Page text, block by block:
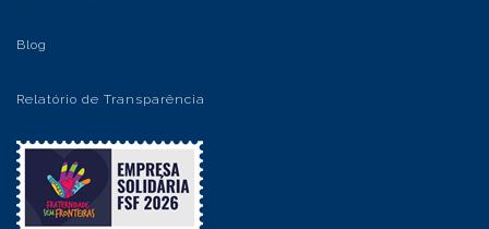
Blog
Relatório de Transparência